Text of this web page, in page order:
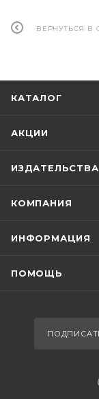
ВЕРНУТЬСЯ В
КАТАЛОГ
АКЦИИ
ИЗДАТЕЛЬСТВА
КОМПАНИЯ
ИНФОРМАЦИЯ
ПОМОЩЬ